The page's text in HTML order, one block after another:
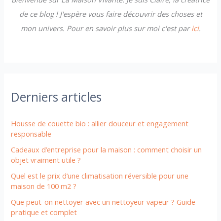
:
de ce blog ! J'espère vous faire découvrir des choses et
mon univers. Pour en savoir plus sur moi c'est parici.
Derniers articles
Housse de couette bio : allier douceur et engagement
responsable
Cadeaux d’entreprise pour la maison : comment choisir un
objet vraiment utile ?
Quel est le prix d’une climatisation réversible pour une
maison de 100 m2 ?
Que peut-on nettoyer avec un nettoyeur vapeur ? Guide
pratique et complet